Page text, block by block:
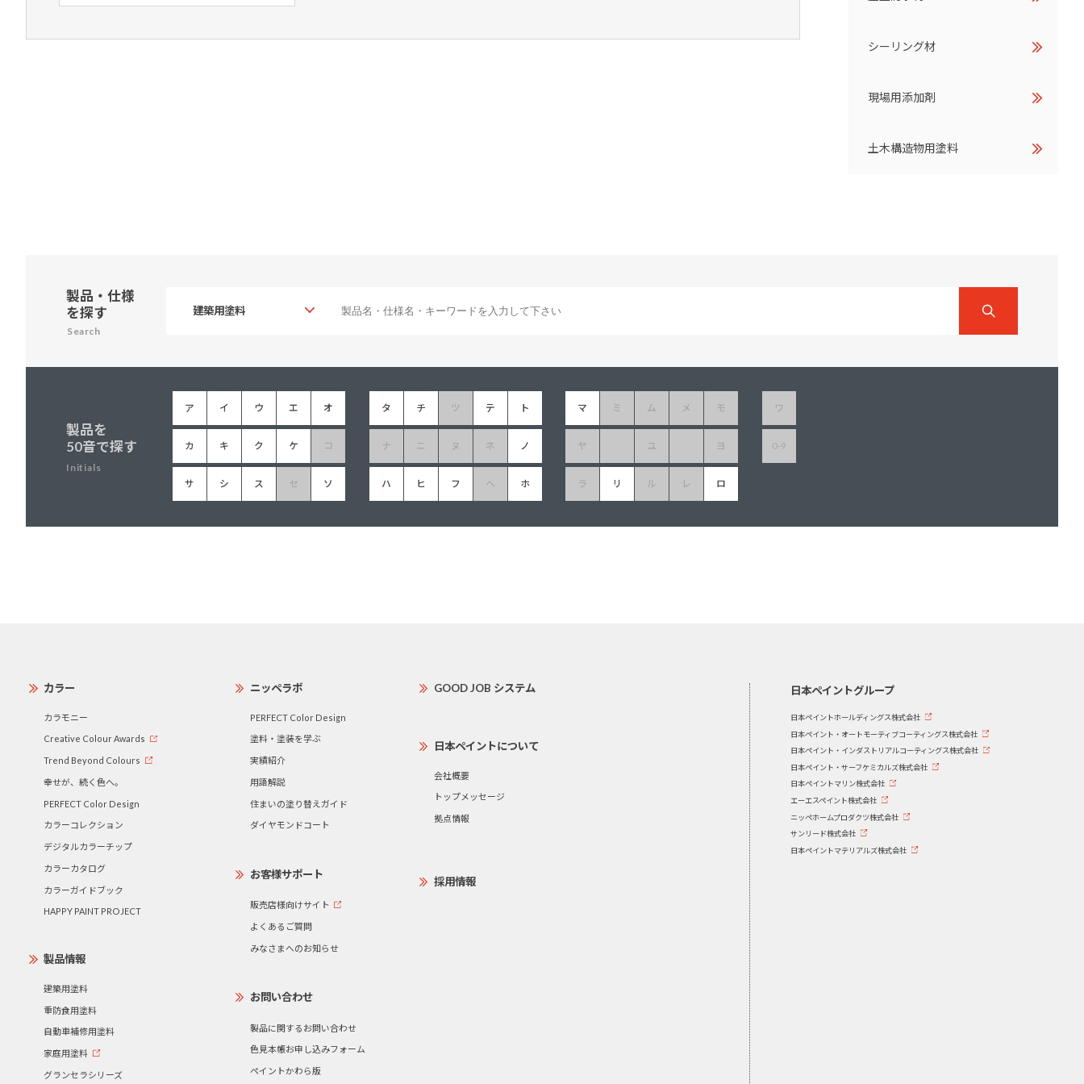
シーリング材
現場用添加剤
土木構造物用塗料
製品・仕様
を探す
Search
製品を
50音で探す
Initials
ア イ ウ エ オ
カ キ ク ケ コ
サ シ ス セ ソ
タ チ ツ テ ト
ナ ニ ヌ ネ ノ
ハ ヒ フ ヘ ホ
マ ミ ム メ モ
ヤ ユ ヨ
ラ リ ル レ ロ
ワ
0-9
カラー
カラモニー
Creative Colour Awards
Trend Beyond Colours
幸せが、続く色へ。
PERFECT Color Design
カラーコレクション
デジタルカラーチップ
カラーカタログ
カラーガイドブック
HAPPY PAINT PROJECT
製品情報
建築用塗料
重防食用塗料
自動車補修用塗料
家庭用塗料
グランセラシリーズ
ニッペラボ
PERFECT Color Design
塗料・塗装を学ぶ
実績紹介
用語解説
住まいの塗り替えガイド
ダイヤモンドコート
お客様サポート
販売店様向けサイト
よくあるご質問
みなさまへのお知らせ
お問い合わせ
製品に関するお問い合わせ
色見本帳お申し込みフォーム
ペイントかわら版
GOOD JOB システム
日本ペイントについて
会社概要
トップメッセージ
拠点情報
採用情報
日本ペイントグループ
日本ペイントホールディングス株式会社
日本ペイント・オートモーティブコーティングス株式会社
日本ペイント・インダストリアルコーティングス株式会社
日本ペイント・サーフケミカルズ株式会社
日本ペイントマリン株式会社
エーエスペイント株式会社
ニッペホームプロダクツ株式会社
サンリード株式会社
日本ペイントマテリアルズ株式会社